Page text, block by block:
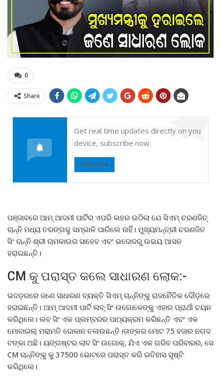
0
Share
Get real time updates directly on you
device, subscribe now.
Subscribe
ପଞ୍ଜାବରେ ଆମ୍ ଆଦମୀ ପାର୍ଟିର ଏପରି ଲହର ଉଠିଲା ଯେ ସିଏମ୍ ଚରଣଜିତ୍
ଚାନ୍ନି ମଧ୍ୟ ତରଙ୍ଗକୁ ସମ୍ଭାଳି ପାରିଲେ ନାହିଁ। ମୁଖ୍ୟମନ୍ତ୍ରୀ ଚରଣଜିତ
ସିଂ ଚାନ୍ନି ଶ୍ରୀ ଚାମକାଉର ସାହେବ ଏବଂ ଭଦୋଦରୁ ଉଭୟ ଆସନ
ହରାଇଛନ୍ତି।
CM କୁ ପରାସ୍ତ କଲେ ସାଧାରଣ ଲୋକ:-
ଭଦଡ଼ରରେ ଜଣେ ସାଧାରଣ ବ୍ୟକ୍ତି ସିଏମ୍ ଚାନ୍ନିଙ୍କୁ ରାଜନୈତିକ ଦୌଡ଼ରେ
ହରାଇଛନ୍ତି। ଆମ୍ ଆଦମୀ ପାର୍ଟି ଲାବ୍ ସିଂ ଉଗୋକେଙ୍କୁ ଏହାର ପ୍ରାର୍ଥୀ ଚୟନ
କରିଥିଲେ। ଲବ ସିଂ ଏକ ପ୍ଲମ୍ବରର ପାଠ୍ୟକ୍ରମ କରିଛନ୍ତି ଏବଂ ଏକ
ମୋବାଇଲ୍ ମରାମତି ଦୋକାନ ଚଳାଉଛନ୍ତି।ତାଙ୍କର ମୋଟ 75 ହଜାର ନଗଦ
ଟଙ୍କା ଅଛି। ୟଙ୍ଗଷ୍ଟର ଲାବ ସିଂ ଉଗୋକ୍, ଯିଏ ଏକ ଗରିବ ପରିବାରର, ସେ
CM ଚାନ୍ନିଙ୍କୁ କୁ 37500 ଭୋଟରେ ପରାସ୍ତ କରି ଇତିହାସ ସୃଷ୍ଟି
କରିଥିଲେ।